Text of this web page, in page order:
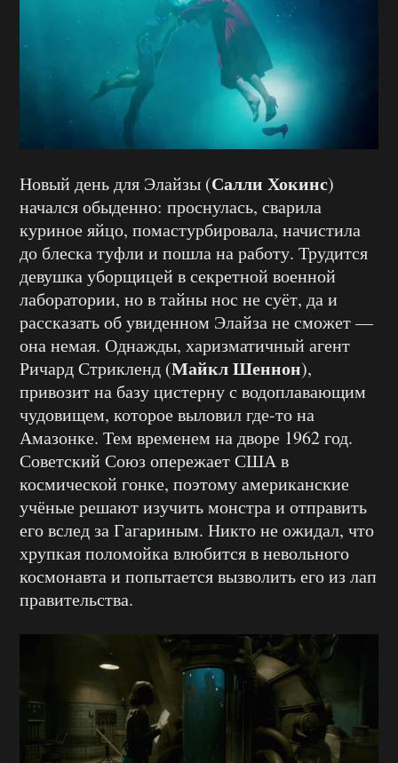
Новый день для Элайзы (Салли Хокинс)
начался обыденно: проснулась, сварила
куриное яйцо, помастурбировала, начистила
до блеска туфли и пошла на работу. Трудится
девушка уборщицей в секретной военной
лаборатории, но в тайны нос не суёт, да и
рассказать об увиденном Элайза не сможет —
она немая. Однажды, харизматичный агент
Ричард Стрикленд (Майкл Шеннон),
привозит на базу цистерну с водоплавающим
чудовищем, которое выловил где-то на
Амазонке. Тем временем на дворе 1962 год.
Советский Союз опережает США в
космической гонке, поэтому американские
учёные решают изучить монстра и отправить
его вслед за Гагариным. Никто не ожидал, что
хрупкая поломойка влюбится в невольного
космонавта и попытается вызволить его из лап
правительства.